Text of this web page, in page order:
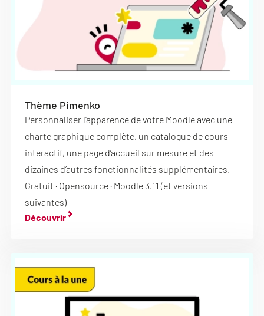
Thème Pimenko
Personnaliser l’apparence de votre Moodle avec une
charte graphique complète, un catalogue de cours
interactif, une page d’accueil sur mesure et des
dizaines d’autres fonctionnalités supplémentaires.
Gratuit · Opensource · Moodle 3.11 (et versions
suivantes)
Découvrir